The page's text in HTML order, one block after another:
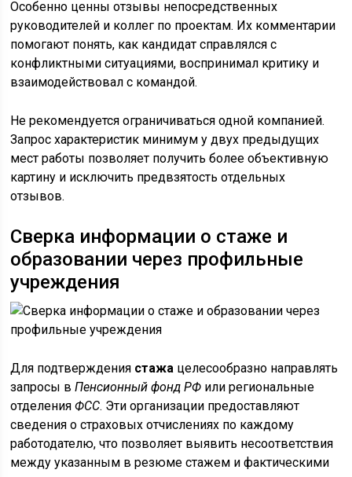
Особенно ценны отзывы непосредственных
руководителей и коллег по проектам. Их комментарии
помогают понять, как кандидат справлялся с
конфликтными ситуациями, воспринимал критику и
взаимодействовал с командой.
Не рекомендуется ограничиваться одной компанией.
Запрос характеристик минимум у двух предыдущих
мест работы позволяет получить более объективную
картину и исключить предвзятость отдельных
отзывов.
Сверка информации о стаже и
образовании через профильные
учреждения
Для подтверждения стажа целесообразно направлять
запросы вПенсионный фонд РФ или региональные
отделенияФСС. Эти организации предоставляют
сведения о страховых отчислениях по каждому
работодателю, что позволяет выявить несоответствия
между указанным в резюме стажем и фактическими